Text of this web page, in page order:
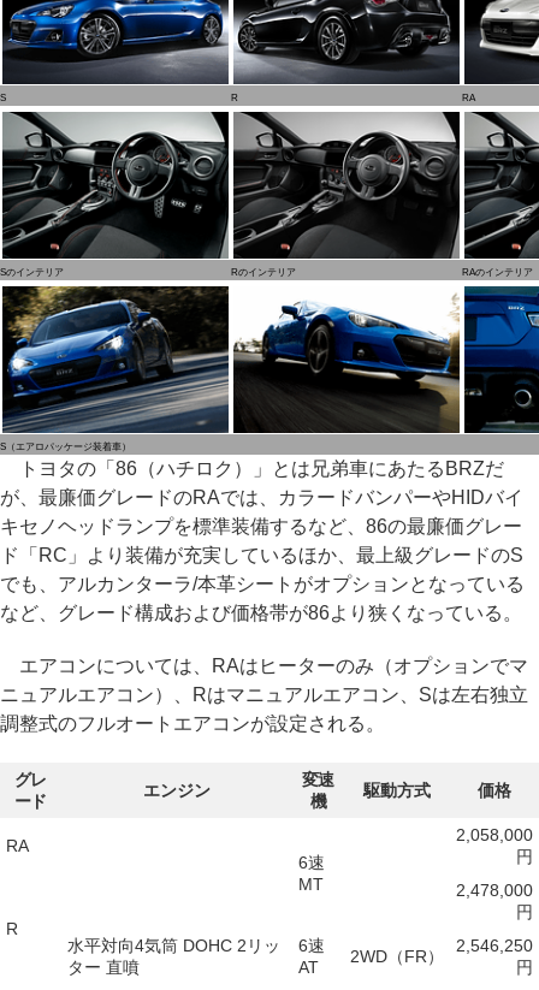
S R RA
Sのインテリア Rのインテリア RAのインテリア
S（エアロパッケージ装着車）
トヨタの「86（ハチロク）」とは兄弟車にあたるBRZだ
が、最廉価グレードのRAでは、カラードバンパーやHIDバイ
キセノヘッドランプを標準装備するなど、86の最廉価グレー
ド「RC」より装備が充実しているほか、最上級グレードのS
でも、アルカンターラ/本革シートがオプションとなっている
など、グレード構成および価格帯が86より狭くなっている。
エアコンについては、RAはヒーターのみ（オプションでマ
ニュアルエアコン）、Rはマニュアルエアコン、Sは左右独立
調整式のフルオートエアコンが設定される。
グレ
ード
エンジン
変速
機
駆動方式 価格
RA
水平対向4気筒 DOHC 2リッ
ター 直噴
6速
MT
2WD（FR）
2,058,000
円
R
2,478,000
円
6速
AT
2,546,250
円